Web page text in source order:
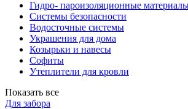
Гидро- пароизоляционные
Системы безопасности
Водосточные системы
Украшения для дома
Козырьки и навесы
Софиты
Утеплители для кровли
Показать все
Для забора